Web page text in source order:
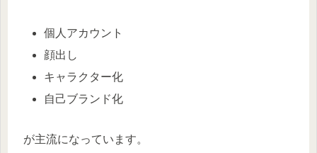
個人アカウント
顔出し
キャラクター化
自己ブランド化
が主流になっています。